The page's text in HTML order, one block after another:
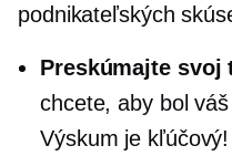
podnikateľských
Preskúmajte svoj
chcete, aby bol
Výskum je kľúčový!